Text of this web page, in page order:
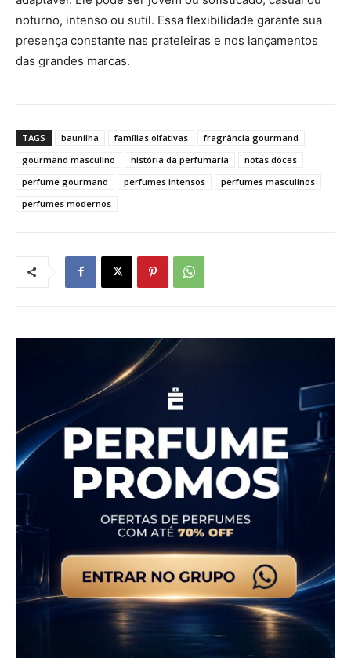
noturno, intenso ou sutil. Essa flexibilidade garante sua
presença constante nas prateleiras e nos lançamentos
das grandes marcas.
TAGS baunilha famílias olfativas
fragrância gourmand
gourmand masculino
história da perfumaria
notas doces
perfume gourmand
perfumes intensos
perfumes masculinos
perfumes modernos